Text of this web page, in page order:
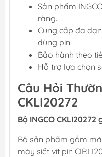
Sản phẩm
ràng.
Cung cấp đa
dùng pin.
Bảo hành theo
Hỗ trợ lựa chọn
Câu Hỏi
CKLI20272
Bộ INGCO
Bộ sản phẩm gồm
máy siết vít pin